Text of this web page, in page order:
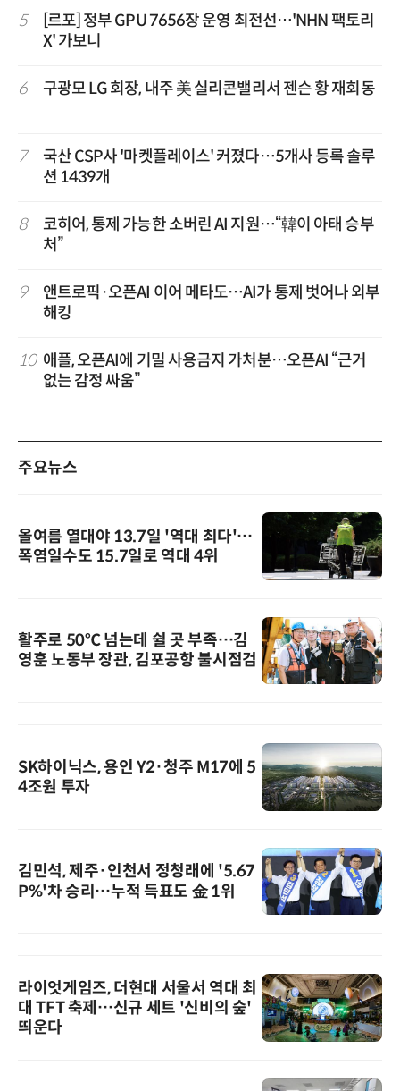
5
[르포] 정부 GPU 7656장 운영 최전선…'NHN 팩토리
X' 가보니
6 구광모 LG 회장, 내주 美 실리콘밸리서 젠슨 황 재회동
7
국산 CSP사 '마켓플레이스' 커졌다…5개사 등록 솔루
션 1439개
8
코히어, 통제 가능한 소버린 AI 지원…“韓이 아태 승부
처”
9
앤트로픽·오픈AI 이어 메타도…AI가 통제 벗어나 외부
해킹
10 애플, 오픈AI에 기밀 사용금지 가처분…오픈AI “근거
없는 감정 싸움”
주요뉴스
올여름 열대야 13.7일 '역대 최다'…
폭염일수도 15.7일로 역대 4위
활주로 50℃ 넘는데 쉴 곳 부족…김
영훈 노동부 장관, 김포공항 불시점검
SK하이닉스, 용인 Y2·청주 M17에 5
4조원 투자
김민석, 제주·인천서 정청래에 '5.67
P%'차 승리…누적 득표도 金 1위
라이엇게임즈, 더현대 서울서 역대 최
대 TFT 축제…신규 세트 '신비의 숲'
띄운다